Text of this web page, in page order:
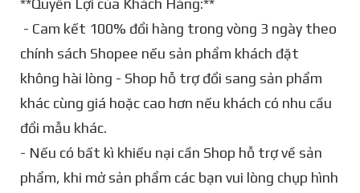
**Quyền Lợi của Khách Hàng:**
- Cam kết 100% đổi hàng trong vòng 3 ngày theo
chính sách Shopee nếu sản phẩm khách đặt
không hài lòng - Shop hỗ trợ đổi sang sản phẩm
khác cùng giá hoặc cao hơn nếu khách có nhu cầu
đổi mẫu khác.
- Nếu có bất kì khiếu nại cần Shop hỗ trợ về sản
phẩm, khi mở sản phẩm các bạn vui lòng chụp hình